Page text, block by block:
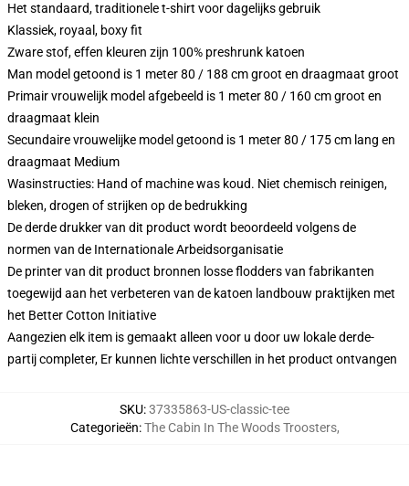
Het standaard, traditionele t-shirt voor dagelijks gebruik
Klassiek, royaal, boxy fit
Zware stof, effen kleuren zijn 100% preshrunk katoen
Man model getoond is 1 meter 80 / 188 cm groot en draagmaat groot
Primair vrouwelijk model afgebeeld is 1 meter 80 / 160 cm groot en
draagmaat klein
Secundaire vrouwelijke model getoond is 1 meter 80 / 175 cm lang en
draagmaat Medium
Wasinstructies: Hand of machine was koud. Niet chemisch reinigen,
bleken, drogen of strijken op de bedrukking
De derde drukker van dit product wordt beoordeeld volgens de
normen van de Internationale Arbeidsorganisatie
De printer van dit product bronnen losse flodders van fabrikanten
toegewijd aan het verbeteren van de katoen landbouw praktijken met
het Better Cotton Initiative
Aangezien elk item is gemaakt alleen voor u door uw lokale derde-
partij completer, Er kunnen lichte verschillen in het product ontvangen
SKU:37335863-US-classic-tee
Categorieën:The Cabin In The Woods Troosters,